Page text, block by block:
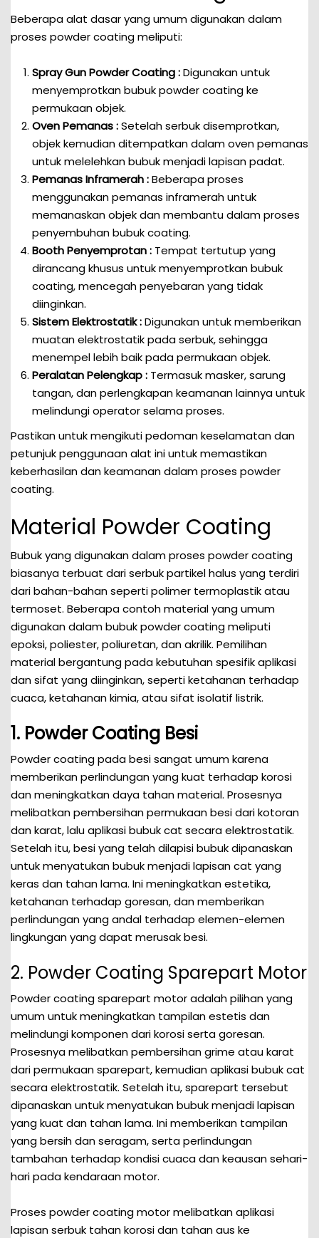
Beberapa alat dasar yang umum digunakan dalam
proses powder coating meliputi:
Spray Gun Powder Coating :Digunakan untuk
menyemprotkan bubuk powder coating ke
permukaan objek.
Oven Pemanas :Setelah serbuk disemprotkan,
objek kemudian ditempatkan dalam oven pemanas
untuk melelehkan bubuk menjadi lapisan padat.
Pemanas Inframerah :Beberapa proses
menggunakan pemanas inframerah untuk
memanaskan objek dan membantu dalam proses
penyembuhan bubuk coating.
Booth Penyemprotan : Tempat tertutup yang
dirancang khusus untuk menyemprotkan bubuk
coating, mencegah penyebaran yang tidak
diinginkan.
Sistem Elektrostatik :Digunakan untuk memberikan
muatan elektrostatik pada serbuk, sehingga
menempel lebih baik pada permukaan objek.
Peralatan Pelengkap : Termasuk masker, sarung
tangan, dan perlengkapan keamanan lainnya untuk
melindungi operator selama proses.
Pastikan untuk mengikuti pedoman keselamatan dan
petunjuk penggunaan alat ini untuk memastikan
keberhasilan dan keamanan dalam proses powder
coating.
Material Powder Coating
Bubuk yang digunakan dalam proses powder coating
biasanya terbuat dari serbuk partikel halus yang terdiri
dari bahan-bahan seperti polimer termoplastik atau
termoset. Beberapa contoh material yang umum
digunakan dalam bubuk powder coating meliputi
epoksi, poliester, poliuretan, dan akrilik. Pemilihan
material bergantung pada kebutuhan spesifik aplikasi
dan sifat yang diinginkan, seperti ketahanan terhadap
cuaca, ketahanan kimia, atau sifat isolatif listrik.
1. Powder Coating Besi
Powder coating pada besi sangat umum karena
memberikan perlindungan yang kuat terhadap korosi
dan meningkatkan daya tahan material. Prosesnya
melibatkan pembersihan permukaan besi dari kotoran
dan karat, lalu aplikasi bubuk cat secara elektrostatik.
Setelah itu, besi yang telah dilapisi bubuk dipanaskan
untuk menyatukan bubuk menjadi lapisan cat yang
keras dan tahan lama. Ini meningkatkan estetika,
ketahanan terhadap goresan, dan memberikan
perlindungan yang andal terhadap elemen-elemen
lingkungan yang dapat merusak besi.
2. Powder Coating Sparepart Motor
Powder coating sparepart motor adalah pilihan yang
umum untuk meningkatkan tampilan estetis dan
melindungi komponen dari korosi serta goresan.
Prosesnya melibatkan pembersihan grime atau karat
dari permukaan sparepart, kemudian aplikasi bubuk cat
secara elektrostatik. Setelah itu, sparepart tersebut
dipanaskan untuk menyatukan bubuk menjadi lapisan
yang kuat dan tahan lama. Ini memberikan tampilan
yang bersih dan seragam, serta perlindungan
tambahan terhadap kondisi cuaca dan keausan sehari-
hari pada kendaraan motor.
Proses powder coating motor melibatkan aplikasi
lapisan serbuk tahan korosi dan tahan aus ke